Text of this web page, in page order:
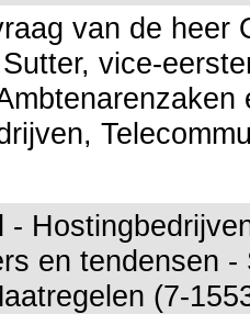
van de heer
vice-
-
en tendensen
(7-